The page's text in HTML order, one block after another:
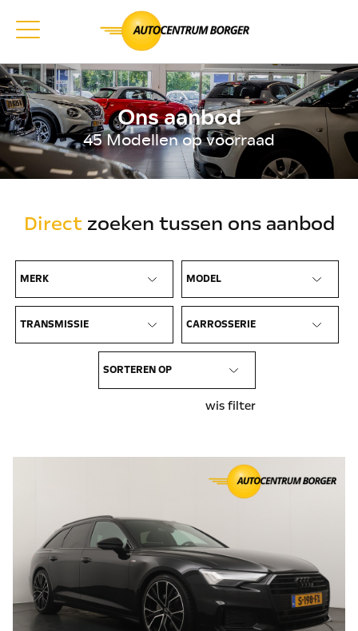
Ons aanbod
45 Modellen op voorraad
Direct zoeken tussen ons aanbod
wis filter